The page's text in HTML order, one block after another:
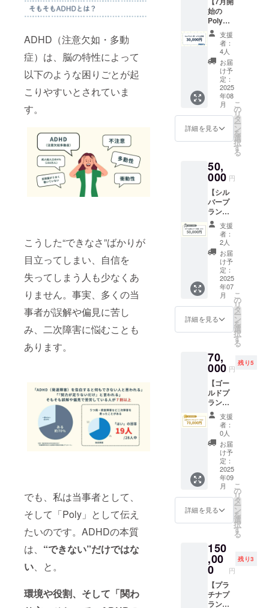
ADHD（注意欠如・多動
症）は、脳の特性によって
以下のような困りごとが起
こりやすいとされていま
す。
こうした“できなさ”ばかりが
目立ってしまい、自信を
失ってしまう人も少なくあ
りません。事実、多くの当
事者が誤解や偏見に苦し
み、二次障害に悩むことも
あります。
でも、私は当事者として、
そして「Poly」として伝え
たいのです。ADHDの本質
は、 “できない”だけではな
い、と。
環境や役割、そして「関わ
ではな
く、
「モヤ
モヤ」
や「ア
イデ
ア」
「気に
なるこ
と」を
一緒に
お話す
る時間
をご提
な方に
おすす
め】
ADHD
当事者
の方へ
・自分
の特性
につい
て話し
てみた
い ・働
き方・
進路・
生き方
モヤが
ある ・
と安心
して話
してみ
たい
ADHD
当事者
の保護
者の方
へ ・子
どもの
特性を
どう受
け止め
ればよ
いかわ
い ・学
校や就
来に対
する不
安があ
る ・当
事者の
「リア
ていた
だきま
す。
「特性
が活き
る社会
を共に
つくる
仲間」
とし
て、感
謝の気
持ちを
込めて
【リ
ターン
内容】
Poly公
式HPの
「協賛
企業一
覧」
ページ
に企業
名（文
字の
み）を
掲載 活
動レ
ポート
（PDF
間】
2025年
7月1
日〜
2027年
7月31日
（2年
間）
【備考
欄のお
願い】
支援時
に掲載
を希望
される
をご記
入くだ
始の
Polyラ
ジオ
（仮）
ゲスト
出演
権】
Poly発
の新番
「Poly
ラジ
オ」
（2025
年7月ス
予定）
に、ゲ
ストと
してご
出演い
ただけ
るリ
ターン
です。
ご支援
の背景
や、
ADHD
との関
わり、
自社の
取り組
ること
で、共
生社会
への
メッ
セージ
として
発信し
ていき
ます。
【リ
ターン
内容】
・Poly
ラジオ
へのゲ
スト出
演（1回
・出演
音源の
編集・
配信
（Spotif
y、
支援
者：
4人
お届
け予
定：
2025
年08
月
詳細を見る
こ
の
リ
タ
ー
ン
を
選
択
す
る
50,
000 円
【シル
バープ
ラン｜
企業名
＋ロゴ
掲載】
プロ
ジェク
HP（Po
ly公式
HP）
に、貴
社の企
業名お
よびロ
間掲載
させて
いただ
きま
す。
【リ
ターン
内容】
プロ
ジェク
トHP内
に企業
名・ロ
ゴを掲
載（掲
載期
間：
2027年
7月末）
活動レ
ポート
（PDF
）の送
付 ※ロ
支援
者：
2人
お届
け予
定：
2025
年07
月
詳細を見る
こ
の
リ
タ
ー
ン
を
選
択
す
る
70,
000 円
残り5
【ゴー
ルドプ
ラン｜
企業向
けワー
ショッ
プ（90
分）】
リター
ン内容
発達
特性
（ADH
D等）に
関する
ショッ
プを開
催しま
す。
Poly公
式HPに
企業名
支援
者：
0人
お届
け予
定：
2025
年09
月
詳細を見る
こ
の
リ
タ
ー
ン
を
選
択
す
る
150
,00
0 円
残り3
【プラ
チナプ
ラン｜